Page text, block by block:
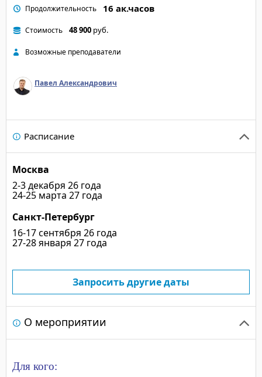
Продолжительность 16 ак.часов
Стоимость 48 900 руб.
Возможные преподаватели
Павел Александрович
Расписание
Москва
2-3 декабря 26 года
24-25 марта 27 года
Санкт-Петербург
16-17 сентября 26 года
27-28 января 27 года
Запросить другие даты
О мероприятии
Для кого: